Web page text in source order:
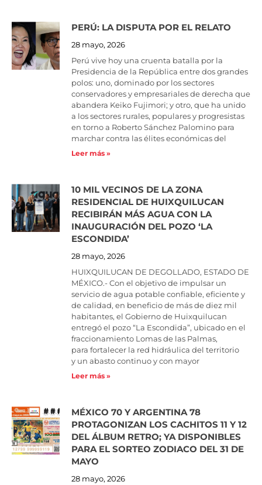
PERÚ: LA DISPUTA POR EL RELATO
28 mayo, 2026
Perú vive hoy una cruenta batalla por la
Presidencia de la República entre dos grandes
polos: uno, dominado por los sectores
conservadores y empresariales de derecha que
abandera Keiko Fujimori; y otro, que ha unido
a los sectores rurales, populares y progresistas
en torno a Roberto Sánchez Palomino para
marchar contra las élites económicas del
Leer más »
10 MIL VECINOS DE LA ZONA
RESIDENCIAL DE HUIXQUILUCAN
RECIBIRÁN MÁS AGUA CON LA
INAUGURACIÓN DEL POZO ‘LA
ESCONDIDA’
28 mayo, 2026
HUIXQUILUCAN DE DEGOLLADO, ESTADO DE
MÉXICO.- Con el objetivo de impulsar un
servicio de agua potable confiable, eficiente y
de calidad, en beneficio de más de diez mil
habitantes, el Gobierno de Huixquilucan
entregó el pozo “La Escondida”, ubicado en el
fraccionamiento Lomas de las Palmas,
para fortalecer la red hidráulica del territorio
y un abasto continuo y con mayor
Leer más »
MÉXICO 70 Y ARGENTINA 78
PROTAGONIZAN LOS CACHITOS 11 Y 12
DEL ÁLBUM RETRO; YA DISPONIBLES
PARA EL SORTEO ZODIACO DEL 31 DE
MAYO
28 mayo, 2026